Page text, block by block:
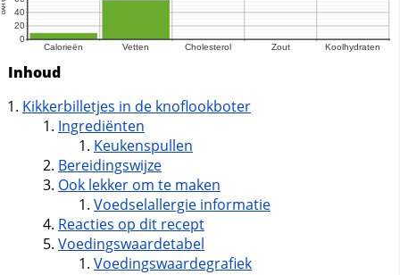
Inhoud
Kikkerbilletjes in de knoflookboter
Ingrediënten
Keukenspullen
Bereidingswijze
Ook lekker om te maken
Voedselallergie informatie
Reacties op dit recept
Voedingswaardetabel
Voedingswaardegrafiek